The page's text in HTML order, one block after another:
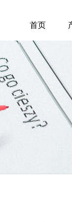
首页